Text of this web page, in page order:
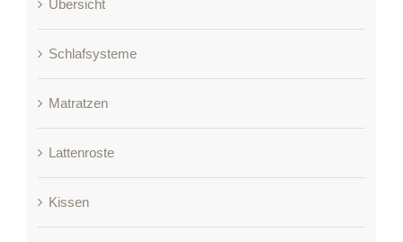
Übersicht
Schlafsysteme
Matratzen
Lattenroste
Kissen